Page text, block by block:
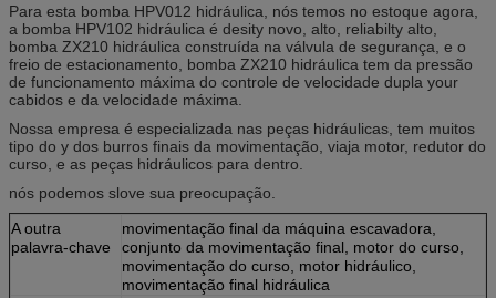
Para esta bomba HPV012 hidráulica, nós temos no estoque agora,
a bomba HPV102 hidráulica é desity novo, alto, reliabilty alto,
bomba ZX210 hidráulica construída na válvula de segurança, e o
freio de estacionamento, bomba ZX210 hidráulica tem da pressão
de funcionamento máxima do controle de velocidade dupla your
cabidos e da velocidade máxima.
Nossa empresa é especializada nas peças hidráulicas, tem muitos
tipo do y dos burros finais da movimentação, viaja motor, redutor do
curso, e as peças hidráulicos para dentro.
nós podemos slove sua preocupação.
A outra
palavra-chave
movimentação final da máquina escavadora,
conjunto da movimentação final, motor do curso,
movimentação do curso, motor hidráulico,
movimentação final hidráulica